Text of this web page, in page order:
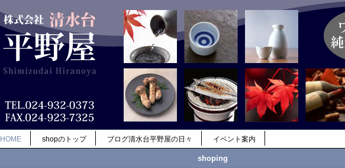
HOME shopのトップ ブログ清水台平野屋の日々 イベント案内
shoping